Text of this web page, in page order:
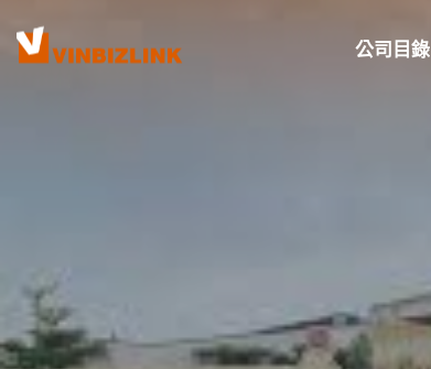
公司目錄